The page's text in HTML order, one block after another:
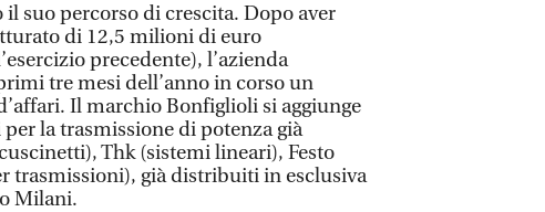
suo percorso di crescita. Dopo aver
di 12,5 milioni di euro
precedente), l’azienda
tre mesi dell’anno in corso un
Il marchio Bonfiglioli si aggiunge
la trasmissione di potenza già
Thk (sistemi lineari), Festo
trasmissioni), già distribuiti in esclusiva
Milani.